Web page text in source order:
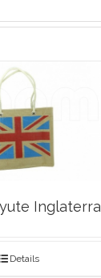
Inglaterra
Details